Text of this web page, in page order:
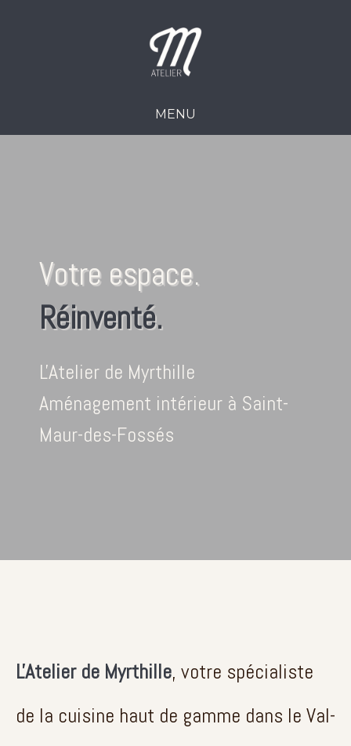
MENU
Votre espace.
Réinventé.
L'Atelier de Myrthille
Aménagement intérieur à Saint-
Maur-des-Fossés
L'Atelier de Myrthille, votre spécialiste
de la cuisine haut de gamme dans le Val-